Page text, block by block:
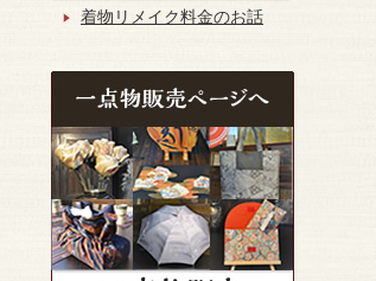
着物リメイク料金のお話